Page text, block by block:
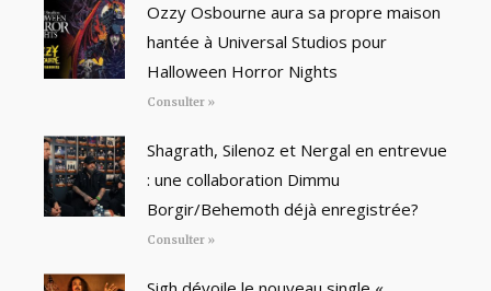
Ozzy Osbourne aura sa propre maison
hantée à Universal Studios pour
Halloween Horror Nights
Consulter »
Shagrath, Silenoz et Nergal en entrevue
: une collaboration Dimmu
Borgir/Behemoth déjà enregistrée?
Consulter »